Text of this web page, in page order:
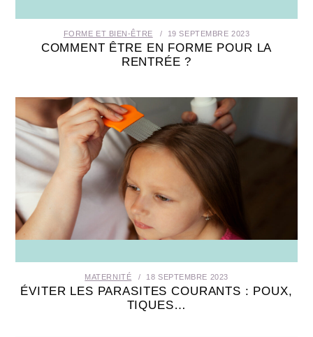
FORME ET BIEN-ÊTRE 19 SEPTEMBRE 2023
COMMENT ÊTRE EN FORME POUR LA
RENTRÉE ?
MATERNITÉ 18 SEPTEMBRE 2023
ÉVITER LES PARASITES COURANTS : POUX,
TIQUES…